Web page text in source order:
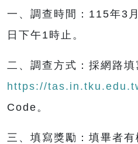
一、調查時間：115年3
日下午1時止。
二、調查方式：採網路填
https://
Code。
三、填寫獎勵：填畢者